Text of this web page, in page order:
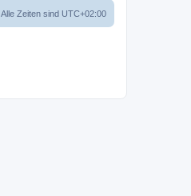
Alle Zeiten sind UTC+02:00